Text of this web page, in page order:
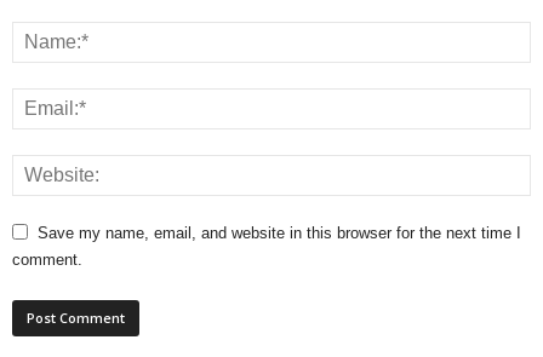
Save my name, email, and website in this browser for the next time I
comment.